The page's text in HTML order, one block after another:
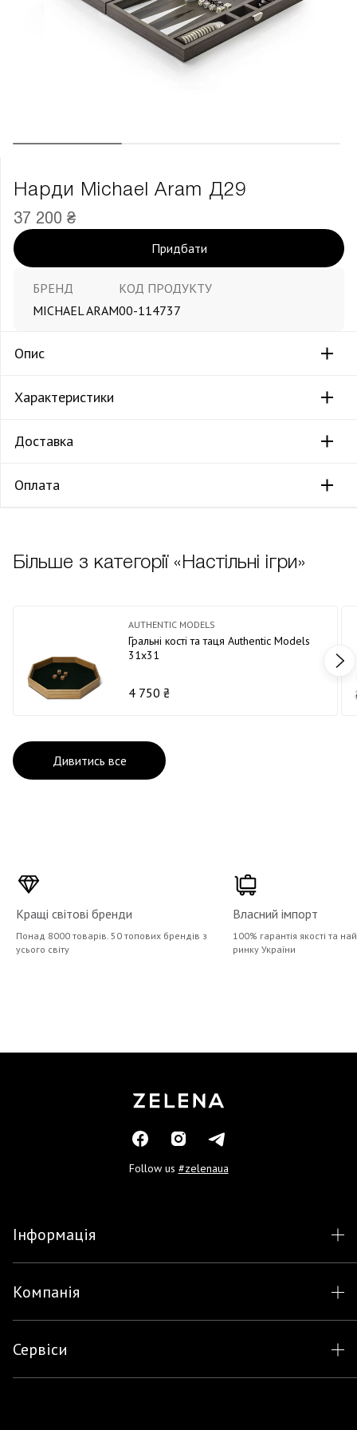
Нарди Michael Aram Д29
37 200 ₴
Придбати
БРЕНД
MICHAEL ARAM
КОД ПРОДУКТУ
00-114737
Опис
Характеристики
Доставка
Оплата
Більше з категорії «Настільні ігри»
AUTHENTIC MODELS
Гральні кості та таця Authentic Models
31х31
4 750 ₴
Дивитись все
Кращі світові бренди
Понад 8000 товарів. 50 топових брендів з
усього світу
Власний імпорт
100% гарантія якості та
ринку України
Follow us #zelenaua
Інформація
Компанія
Сервіси